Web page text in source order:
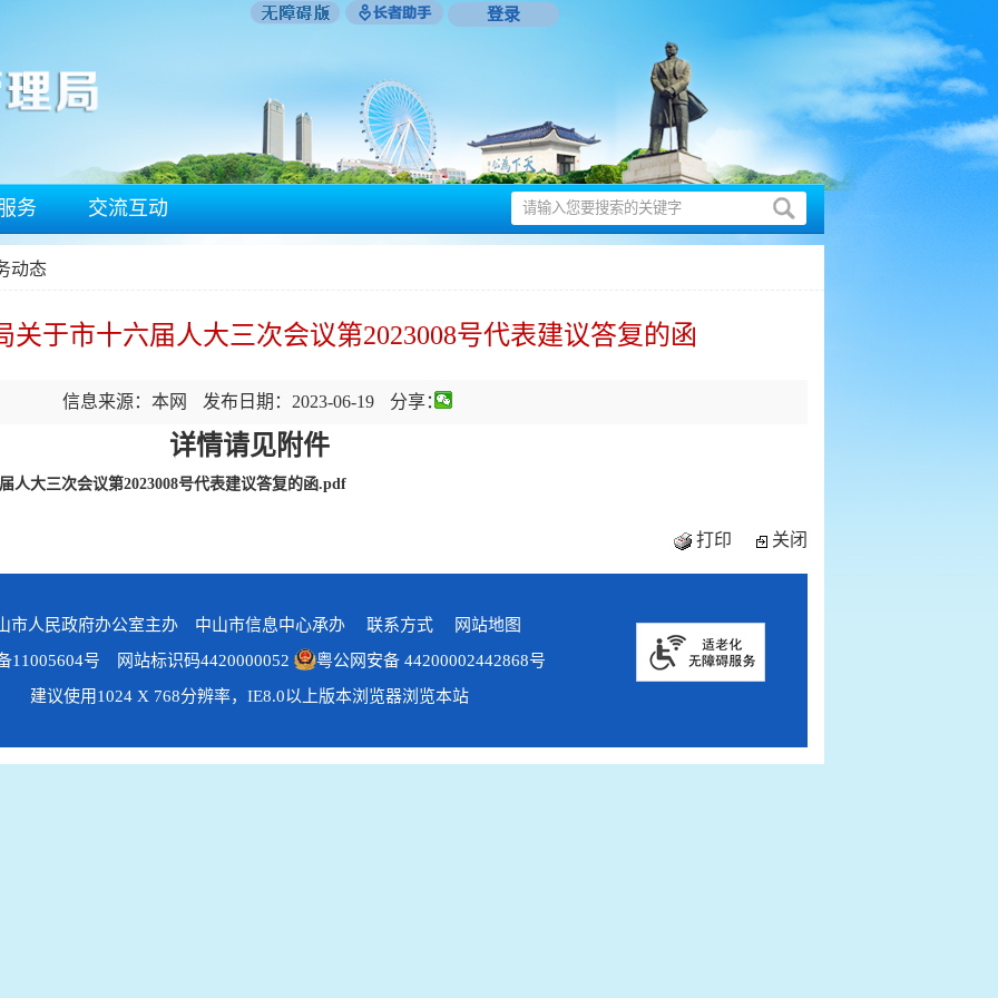
登录
务 交流互动
动态
关于市十六届人大三次会议第2023008号代表建议答复的函
信息来源：本网 发布日期：2023-06-19 分享：
详情请见附件
人大三次会议第2023008号代表建议答复的函.pdf
打印 关闭
市人民政府办公室主办 中山市信息中心承办 联系方式
网站地图
11005604号 网站标识码4420000052
粤公网安备 44200002442868号
建议使用1024 X 768分辨率，IE8.0以上版本浏览器浏览本站